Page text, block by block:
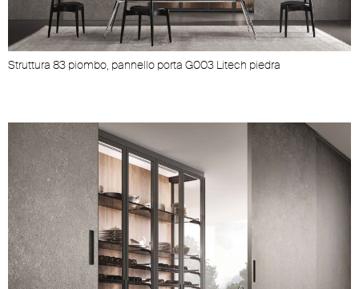
Struttura 83 piombo, pannello porta G003 Litech piedra